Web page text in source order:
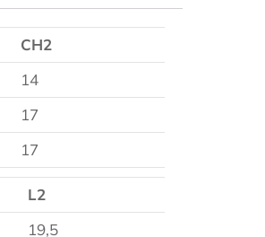
CH2
14
17
17
L2
19,5